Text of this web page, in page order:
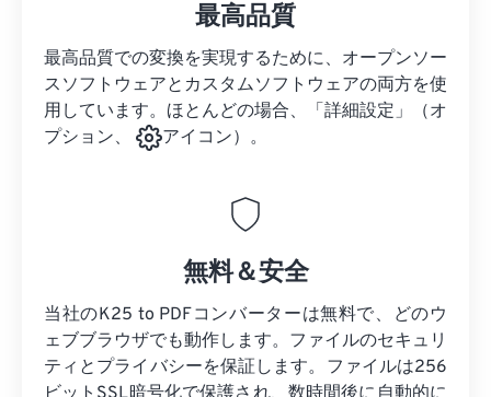
最高品質
最高品質での変換を実現するために、オープンソー
スソフトウェアとカスタムソフトウェアの両方を使
用しています。ほとんどの場合、「詳細設定」（オ
プション、
アイコン）。
無料＆安全
当社のK25 to PDFコンバーターは無料で、どのウ
ェブブラウザでも動作します。ファイルのセキュリ
ティとプライバシーを保証します。ファイルは256